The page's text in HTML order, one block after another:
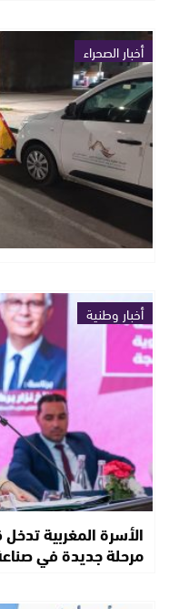
أخبار الصحراء
أخبار وطنية
الأسرة المغربية
مرحلة جديدة في